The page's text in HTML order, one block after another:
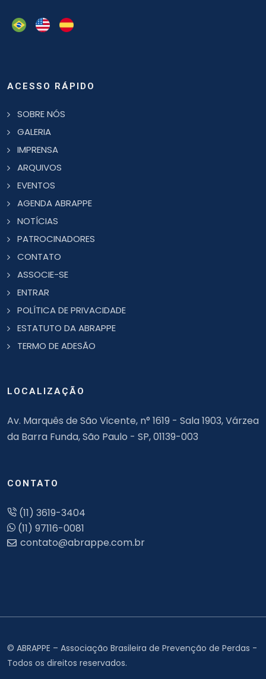
ACESSO RÁPIDO
SOBRE NÓS
GALERIA
IMPRENSA
ARQUIVOS
EVENTOS
AGENDA ABRAPPE
NOTÍCIAS
PATROCINADORES
CONTATO
ASSOCIE-SE
ENTRAR
POLÍTICA DE PRIVACIDADE
ESTATUTO DA ABRAPPE
TERMO DE ADESÃO
LOCALIZAÇÃO
Av. Marquês de São Vicente, n° 1619 - Sala 1903, Várzea
da Barra Funda, São Paulo - SP, 01139-003
CONTATO
(11) 3619-3404
(11) 97116-0081
© ABRAPPE – Associação Brasileira de Prevenção de Perdas -
Todos os direitos reservados.